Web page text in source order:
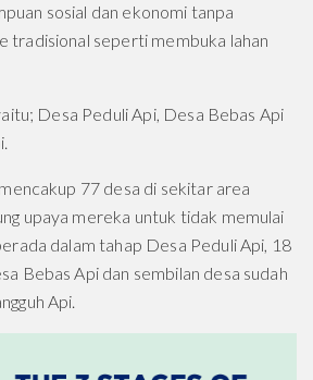
sosial dan ekonomi tanpa
tradisional seperti membuka lahan
Desa Peduli Api, Desa Bebas Api
77 desa di sekitar area
upaya mereka untuk tidak memulai
dalam tahap Desa Peduli Api, 18
Bebas Api dan sembilan desa sudah
Api.